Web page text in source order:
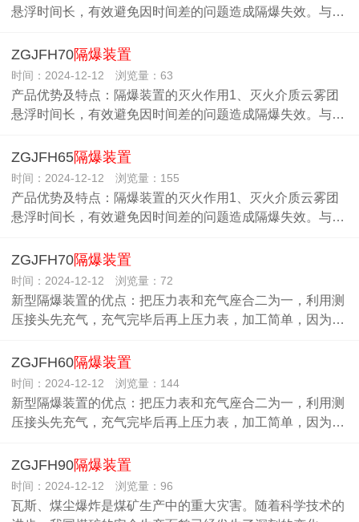
悬浮时间长，有效避免因时间差的问题造成隔爆失效。与…
ZGJFH70隔爆装置
时间：2024-12-12 浏览量：63
产品优势及特点：隔爆装置的灭火作用1、灭火介质云雾团
悬浮时间长，有效避免因时间差的问题造成隔爆失效。与…
ZGJFH65隔爆装置
时间：2024-12-12 浏览量：155
产品优势及特点：隔爆装置的灭火作用1、灭火介质云雾团
悬浮时间长，有效避免因时间差的问题造成隔爆失效。与…
ZGJFH70隔爆装置
时间：2024-12-12 浏览量：72
新型隔爆装置的优点：把压力表和充气座合二为一，利用测
压接头先充气，充气完毕后再上压力表，加工简单，因为…
ZGJFH60隔爆装置
时间：2024-12-12 浏览量：144
新型隔爆装置的优点：把压力表和充气座合二为一，利用测
压接头先充气，充气完毕后再上压力表，加工简单，因为…
ZGJFH90隔爆装置
时间：2024-12-12 浏览量：96
瓦斯、煤尘爆炸是煤矿生产中的重大灾害。随着科学技术的